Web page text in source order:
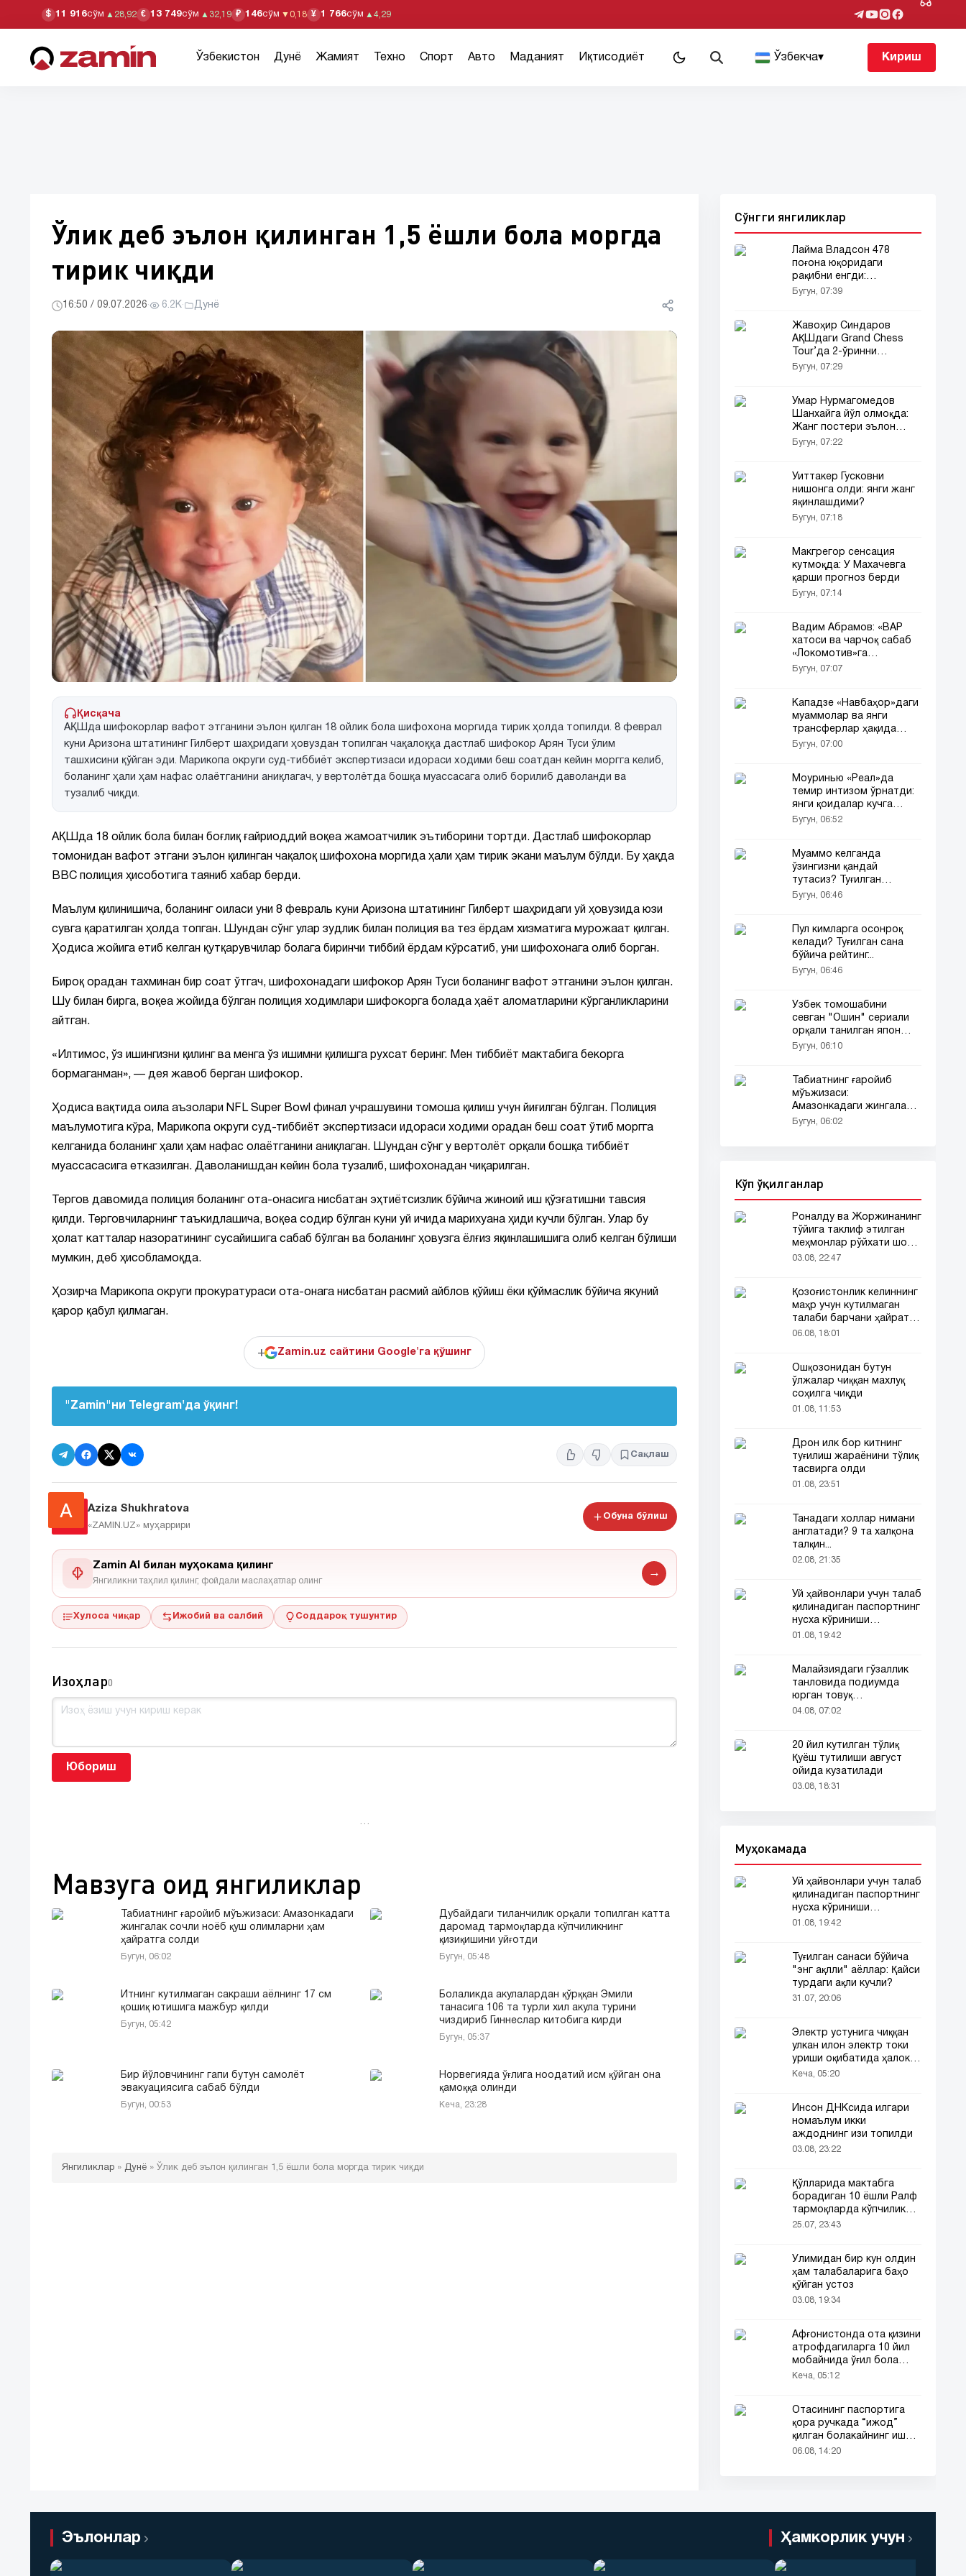
$ 11 916сўм ▲ 28,92 € 13 749сўм ▲ 32,19 ₽ 146сўм ▼ 0,18 ¥ 1 766сўм ▲ 4,29
Ўзбекистон Дунё Жамият Техно Спорт Авто Маданият Иқтисодиёт Ўзбекча▾ Кириш
Ўлик деб эълон қилинган 1,5 ёшли бола моргда
тирик чиқди
16:50 / 09.07.2026· 6.2K· Дунё
Қисқача
АҚШда шифокорлар вафот этганини эълон қилган 18 ойлик бола шифохона моргида тирик ҳолда топилди. 8 феврал
куни Аризона штатининг Гилберт шаҳридаги ҳовуздан топилган чақалоққа дастлаб шифокор Арян Туси ўлим
ташхисини қўйган эди. Марикопа округи суд-тиббиёт экспертизаси идораси ходими беш соатдан кейин моргга келиб,
боланинг ҳали ҳам нафас олаётганини аниқлагач, у вертолётда бошқа муассасага олиб борилиб даволанди ва
тузалиб чиқди.
АҚШда 18 ойлик бола билан боғлиқ ғайриоддий воқеа жамоатчилик эътиборини тортди. Дастлаб шифокорлар
томонидан вафот этгани эълон қилинган чақалоқ шифохона моргида ҳали ҳам тирик экани маълум бўлди. Бу ҳақда
BBC полиция ҳисоботига таяниб хабар берди.
Маълум қилинишича, боланинг оиласи уни 8 февраль куни Аризона штатининг Гилберт шаҳридаги уй ҳовузида юзи
сувга қаратилган ҳолда топган. Шундан сўнг улар зудлик билан полиция ва тез ёрдам хизматига мурожаат қилган.
Ҳодиса жойига етиб келган қутқарувчилар болага биринчи тиббий ёрдам кўрсатиб, уни шифохонага олиб борган.
Бироқ орадан тахминан бир соат ўтгач, шифохонадаги шифокор Арян Туси боланинг вафот этганини эълон қилган.
Шу билан бирга, воқеа жойида бўлган полиция ходимлари шифокорга болада ҳаёт аломатларини кўрганликларини
айтган.
«Илтимос, ўз ишингизни қилинг ва менга ўз ишимни қилишга рухсат беринг. Мен тиббиёт мактабига бекорга
бормаганман», — дея жавоб берган шифокор.
Ҳодиса вақтида оила аъзолари NFL Super Bowl финал учрашувини томоша қилиш учун йиғилган бўлган. Полиция
маълумотига кўра, Марикопа округи суд-тиббиёт экспертизаси идораси ходими орадан беш соат ўтиб моргга
келганида боланинг ҳали ҳам нафас олаётганини аниқлаган. Шундан сўнг у вертолёт орқали бошқа тиббиёт
муассасасига етказилган. Даволанишдан кейин бола тузалиб, шифохонадан чиқарилган.
Тергов давомида полиция боланинг ота-онасига нисбатан эҳтиётсизлик бўйича жиноий иш қўзғатишни тавсия
қилди. Терговчиларнинг таъкидлашича, воқеа содир бўлган куни уй ичида марихуана ҳиди кучли бўлган. Улар бу
ҳолат катталар назоратининг сусайишига сабаб бўлган ва боланинг ҳовузга ёлғиз яқинлашишига олиб келган бўлиши
мумкин, деб ҳисобламоқда.
Ҳозирча Марикопа округи прокуратураси ота-онага нисбатан расмий айблов қўйиш ёки қўймаслик бўйича якуний
қарор қабул қилмаган.
+ Zamin.uz сайтини Google'га қўшинг
"Zamin"ни Telegram'да ўқинг!
Сақлаш
Aziza Shukhratova
«ZAMIN.UZ» муҳаррири
Обуна бўлиш
Zamin AI билан муҳокама қилинг
Янгиликни таҳлил қилинг, фойдали маслаҳатлар олинг
→
Хулоса чиқар Ижобий ва салбий Соддароқ тушунтир
Изоҳлар0
Юбориш
…
Мавзуга оид янгиликлар
Табиатнинг ғаройиб мўъжизаси: Амазонкадаги
жингалак сочли ноёб қуш олимларни ҳам
ҳайратга солди
Бугун, 06:02
Дубайдаги тиланчилик орқали топилган катта
даромад тармоқларда кўпчиликнинг
қизиқишини уйғотди
Бугун, 05:48
Итнинг кутилмаган сакраши аёлнинг 17 см
қошиқ ютишига мажбур қилди
Бугун, 05:42
Болаликда акулалардан қўрққан Эмили
танасига 106 та турли хил акула турини
чиздириб Гиннеслар китобига кирди
Бугун, 05:37
Бир йўловчининг гапи бутун самолёт
эвакуациясига сабаб бўлди
Бугун, 00:53
Норвегияда ўғлига ноодатий исм қўйган она
қамоққа олинди
Кеча, 23:28
Янгиликлар » Дунё » Ўлик деб эълон қилинган 1,5 ёшли бола моргда тирик чиқди
Сўнгги янгиликлар
Лайма Владсон 478
поғона юқоридаги
рақибни енгди:
Лейпцигда сенсация!
Бугун, 07:39
Жавоҳир Синдаров
АҚШдаги Grand Chess
Tour’да 2-ўринни
эгаллади!
Бугун, 07:29
Умар Нурмагомедов
Шанхайга йўл олмоқда:
Жанг постери эълон
қилинди!
Бугун, 07:22
Уиттакер Гусковни
нишонга олди: янги жанг
яқинлашдими?
Бугун, 07:18
Макгрегор сенсация
кутмоқда: У Махачевга
қарши прогноз берди
Бугун, 07:14
Вадим Абрамов: «ВАР
хатоси ва чарчоқ сабаб
«Локомотив»га
ютқаздик»
Бугун, 07:07
Кападзе «Навбаҳор»даги
муаммолар ва янги
трансферлар ҳақида
гапирди
Бугун, 07:00
Моуринью «Реал»да
темир интизом ўрнатди:
янги қоидалар кучга
кирди...
Бугун, 06:52
Муаммо келганда
ўзингизни қандай
тутасиз? Туғилган
кунингиз сирни очади
Бугун, 06:46
Пул кимларга осонроқ
келади? Туғилган сана
бўйича рейтинг...
Бугун, 06:46
Ўзбек томошабини
севган "Ошин" сериали
орқали танилган япон
актрисаси ҳақида сиз
Бугун, 06:10
Табиатнинг ғаройиб
мўъжизаси:
Амазонкадаги жингалак
сочли ноёб қуш
Бугун, 06:02
Кўп ўқилганлар
Роналду ва Жоржинанинг
тўйига таклиф этилган
меҳмонлар рўйхати шов-
шувда
03.08, 22:47
Қозоғистонлик келиннинг
маҳр учун кутилмаган
талаби барчани ҳайратга
солди
06.08, 18:01
Ошқозонидан бутун
ўлжалар чиққан махлуқ
соҳилга чиқди
01.08, 11:53
Дрон илк бор китнинг
туғилиш жараёнини тўлиқ
тасвирга олди
01.08, 23:51
Танадаги холлар нимани
англатади? 9 та халқона
талқин...
02.08, 21:35
Уй ҳайвонлари учун талаб
қилинадиган паспортнинг
нусха кўриниши
тармоқларда тарқалди
01.08, 19:42
Малайзиядаги гўзаллик
танловида подиумда
юрган товуқ
томошабинлар
04.08, 07:02
20 йил кутилган тўлиқ
Қуёш тутилиши август
ойида кузатилади
03.08, 18:31
Муҳокамада
Уй ҳайвонлари учун талаб
қилинадиган паспортнинг
нусха кўриниши
тармоқларда тарқалди
01.08, 19:42
Туғилган санаси бўйича
"энг ақлли" аёллар: Қайси
турдаги ақли кучли?
31.07, 20:06
Электр устунига чиққан
улкан илон электр токи
уриши оқибатида ҳалок
бўлди
Кеча, 05:20
Инсон ДНКсида илгари
номаълум икки
аждоднинг изи топилди
03.08, 23:22
Қўлларида мактабга
борадиган 10 ёшли Ралф
тармоқларда кўпчиликни
таъсирлантирди
25.07, 23:43
Ўлимидан бир кун олдин
ҳам талабаларига баҳо
қўйган устоз
03.08, 19:34
Афғонистонда ота қизини
атрофдагиларга 10 йил
мобайнида ўғил бола
сифатида таништирди
Кеча, 05:12
Отасининг паспортига
қора ручкада “ижод”
қилган болакайнинг иши
барчанинг диққатини
06.08, 14:20
Эълонлар Ҳамкорлик учун